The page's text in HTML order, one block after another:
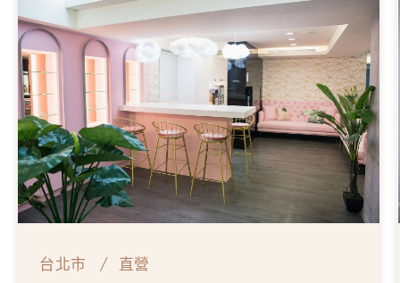
台北市 直營